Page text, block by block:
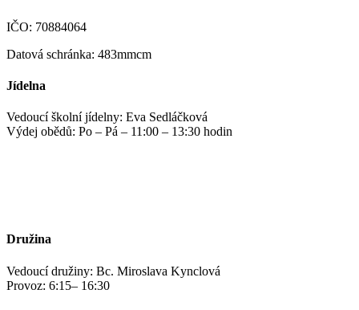
IČO: 70884064
Datová schránka: 483mmcm
Jídelna
Vedoucí školní jídelny: Eva Sedláčková
Výdej obědů: Po – Pá – 11:00 – 13:30 hodin
Družina
Vedoucí družiny: Bc. Miroslava Kynclová
Provoz: 6:15– 16:30